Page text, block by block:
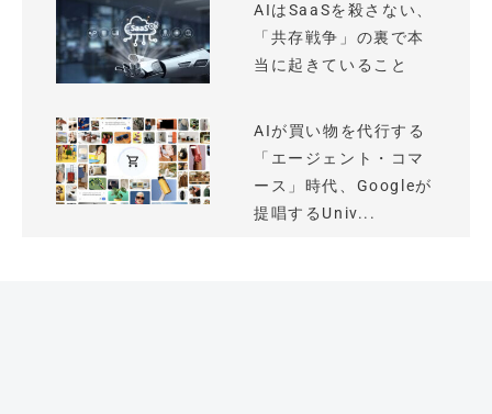
AIはSaaSを殺さない、
「共存戦争」の裏で本
当に起きていること
AIが買い物を代行する
「エージェント・コマ
ース」時代、Googleが
提唱するUniv...